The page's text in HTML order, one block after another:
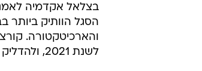
בצלאל אקדמיה
הסגל הוותיק ביותר
והארכיטקטורה.
לשנת 2021, ולהדליק את המשואה השלישית ביום השואה במלאות 80 שנה למרד גטו ורשה.